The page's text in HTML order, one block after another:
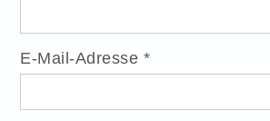
E-Mail-Adresse *